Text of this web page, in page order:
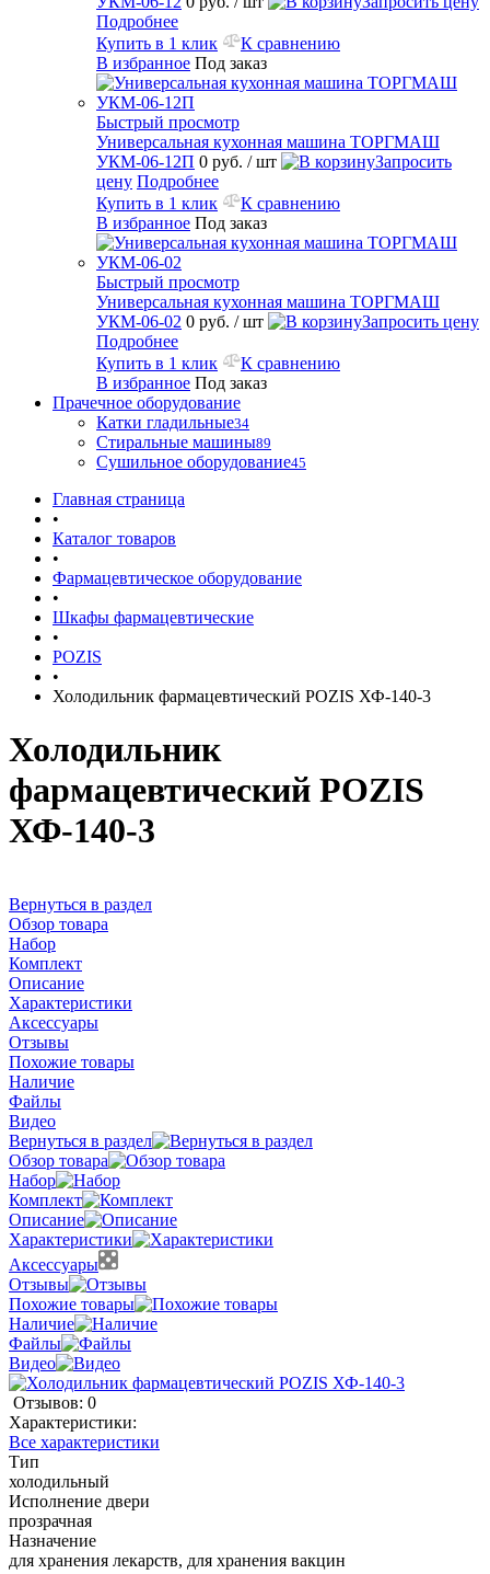
Подробнее
Купить в 1 клик
К сравнению
В избранное Под заказ
Быстрый просмотр
Универсальная кухонная машина ТОРГМАШ
УКМ-06-12П 0 руб. / шт
Запросить
цену Подробнее
Купить в 1 клик
К сравнению
В избранное Под заказ
Быстрый просмотр
Универсальная кухонная машина ТОРГМАШ
УКМ-06-02 0 руб. / шт
Запросить цену
Подробнее
Купить в 1 клик
К сравнению
В избранное Под заказ
Прачечное оборудование
Катки гладильные34
Стиральные машины89
Сушильное оборудование45
Главная страница
•
Каталог товаров
•
Фармацевтическое оборудование
•
Шкафы фармацевтические
•
POZIS
•
Холодильник фармацевтический POZIS ХФ-140-3
Холодильник
фармацевтический POZIS
ХФ-140-3
Вернуться в раздел
Обзор товара
Набор
Комплект
Описание
Характеристики
Аксессуары
Отзывы
Похожие товары
Наличие
Файлы
Видео
Вернуться в раздел
Обзор товара
Набор
Комплект
Описание
Характеристики
Аксессуары
Отзывы
Похожие товары
Наличие
Файлы
Видео
Отзывов: 0
Характеристики:
Все характеристики
Тип
холодильный
Исполнение двери
прозрачная
Назначение
для хранения лекарств, для хранения вакцин